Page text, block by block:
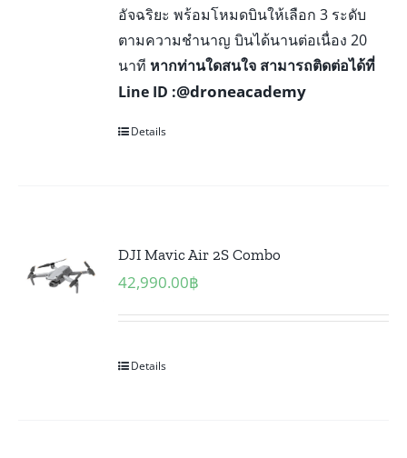
อัจฉริยะ พร้อมโหมดบินให้เลือก 3 ระดับ
ตามความชำนาญ บินได้นานต่อเนื่อง 20
นาที หากท่านใดสนใจ สามารถติดต่อได้ที่
Line ID :@droneacademy
Details
DJI Mavic Air 2S Combo
42,990.00฿
Details